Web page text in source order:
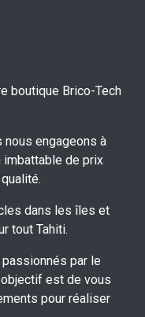
boutique Brico-Tech
nous engageons à
de prix
dans les îles et
tout Tahiti.
par le
est de vous
pour réaliser